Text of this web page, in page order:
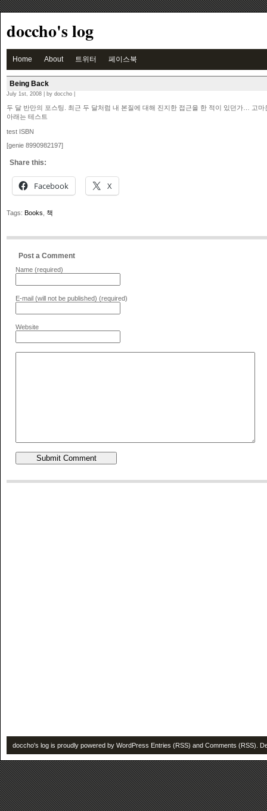
doccho's log
Home About 트위터 페이스북
Being Back
July 1st, 2008 | by doccho |
두 달 반만의 포스팅. 최근 두 달처럼 내 본질에 대해 진지한 접근을 한 적이 있던가… 고마
아래는 테스트
test ISBN
[genie 8990982197]
Share this:
Facebook X
Tags: Books 책
Post a Comment
Name (required)
E-mail (will not be published) (required)
Website
doccho's log is proudly powered by WordPress Entries (RSS) and Comments (RSS) .